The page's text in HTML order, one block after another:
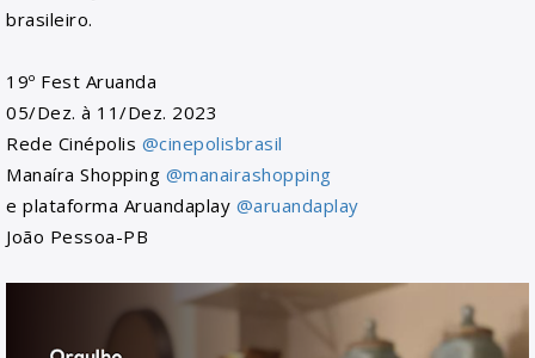
brasileiro.
19º Fest Aruanda
05/Dez. à 11/Dez. 2023
Rede Cinépolis @cinepolisbrasil
Manaíra Shopping @manairashopping
e plataforma Aruandaplay @aruandaplay
João Pessoa-PB